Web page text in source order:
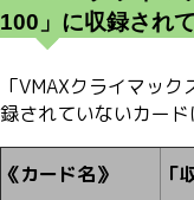
100」に収録され
「VMAXクライマッ
録されていないカード
《カード名》
「